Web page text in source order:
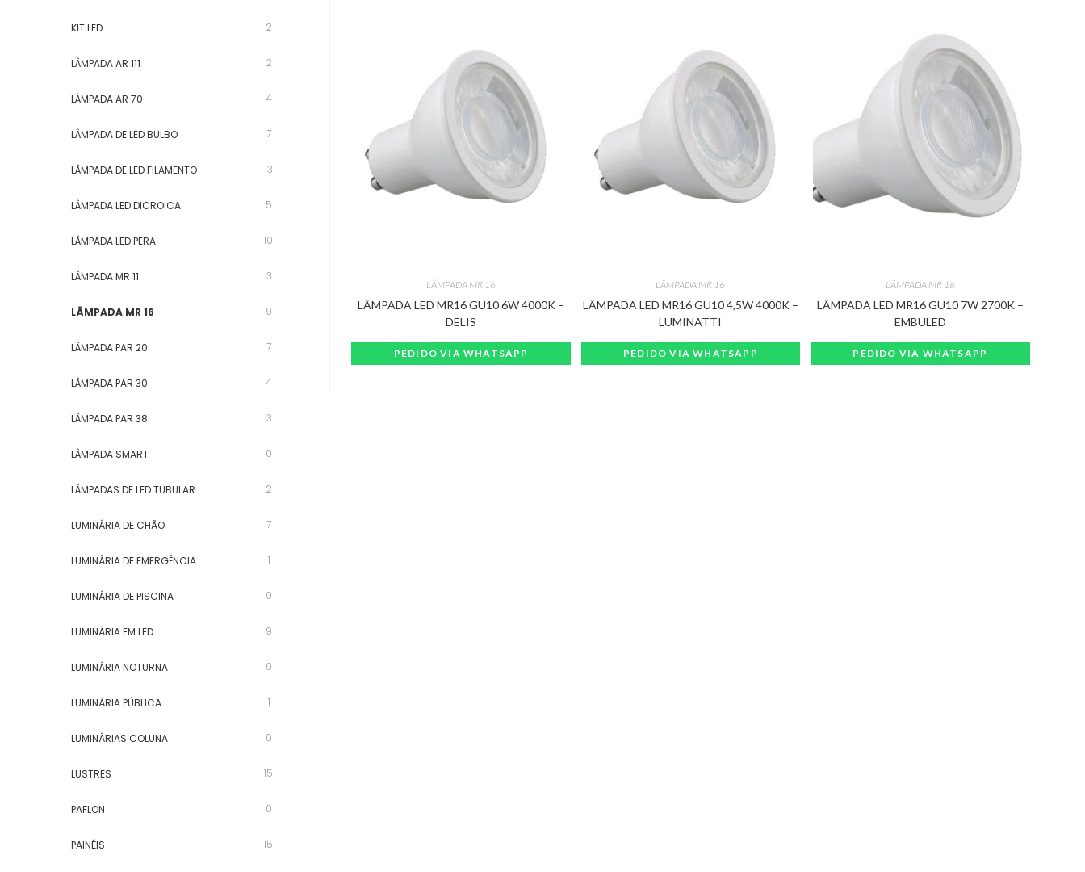
LÂMPADA MR 16
LÂMPADA LED MR16 GU10 6W 4000K –
DELIS
PEDIDO VIA WHATSAPP
LÂMPADA MR 16
LÂMPADA LED MR16 GU10 4,5W 4000K –
LUMINATTI
PEDIDO VIA WHATSAPP
LÂMPADA MR 16
LÂMPADA LED MR16 GU10 7W 2700K –
EMBULED
PEDIDO VIA WHATSAPP
KIT LED 2
LÂMPADA AR 111 2
LÂMPADA AR 70 4
LÂMPADA DE LED BULBO 7
LÂMPADA DE LED FILAMENTO 13
LÂMPADA LED DICROICA 5
LÂMPADA LED PERA 10
LÂMPADA MR 11 3
LÂMPADA MR 16 9
LÂMPADA PAR 20 7
LÂMPADA PAR 30 4
LÂMPADA PAR 38 3
LÂMPADA SMART 0
LÂMPADAS DE LED TUBULAR 2
LUMINÁRIA DE CHÃO 7
LUMINÁRIA DE EMERGÊNCIA 1
LUMINÁRIA DE PISCINA 0
LUMINÁRIA EM LED 9
LUMINÁRIA NOTURNA 0
LUMINÁRIA PÚBLICA 1
LUMINÁRIAS COLUNA 0
LUSTRES 15
PAFLON 0
PAINÉIS 15